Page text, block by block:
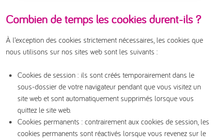
Combien de temps les cookies durent-ils ?
À l’exception des cookies strictement nécessaires, les cookies que
nous utilisons sur nos sites web sont les suivants :
Cookies de session : ils sont créés temporairement dans le
sous-dossier de votre navigateur pendant que vous visitez un
site web et sont automatiquement supprimés lorsque vous
quittez le site web.
Cookies permanents : contrairement aux cookies de session, les
cookies permanents sont réactivés lorsque vous revenez sur le